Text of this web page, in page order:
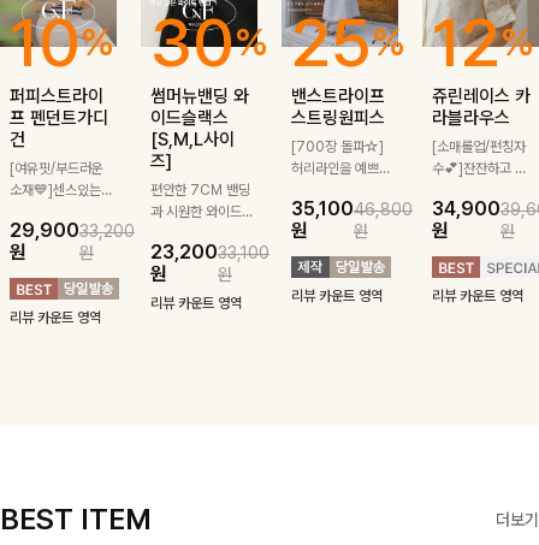
10%
퍼피스트라이
프 펜던트가디
건
[여유핏/부드러운
소재💙]센스있는
귀여운 퍼피 펜던
트로 포인트를 선
사하는 니트 가디
건을 소개할게요 :)
29,900
원
33,200
원
리뷰 카운트 영역
30%
썸머뉴밴딩 와
이드슬랙스
[S,M,L사이
즈]
편안한 7CM 밴딩
과 시원한 와이드
로 여름 잡아보자 !
23,200
원
33,100
원
리뷰 카운트 영역
25%
밴스트라이프
스트링원피스
[700장 돌파☆]
허리라인을 예쁘게
깔끔한 스트라이프
패턴에 링클프리!
💙플레어지는 롱한
기장감까지 완벽한
데일리 원피스:B
35,100
원
46,800
원
리뷰 카운트 영역
12%
쥬린레이스 카
라블라우스
[소매롤업/펀칭자
수💕]잔잔하고 고
테일이 사랑스러운
블라우스-페미닌
하면서 여리한 무
드로 즐겨지는
ITEM
34,900
원
원
리뷰 카운트 영역
BEST ITEM 더보기